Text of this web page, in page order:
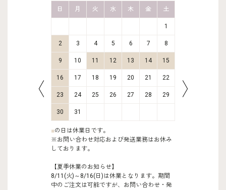
日 月 火 水 木 金 土
1
2 3 4 5 6 7 8
9 10 11 12 13 14 15
16 17 18 19 20 21 22
23 24 25 26 27 28 29
30 31
■の日は休業日です。
※お問い合わせ対応および発送業務はお休み
しております。
【夏季休業のお知らせ】
8/11(火)～8/16(日)は休業となります。期間
中のご注文は可能ですが、お問い合わせ・発